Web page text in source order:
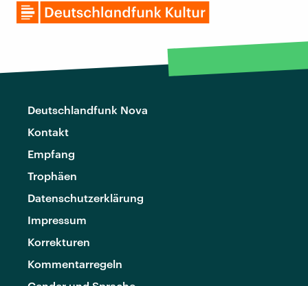
Deutschlandfunk Nova
Kontakt
Empfang
Trophäen
Datenschutzerklärung
Impressum
Korrekturen
Kommentarregeln